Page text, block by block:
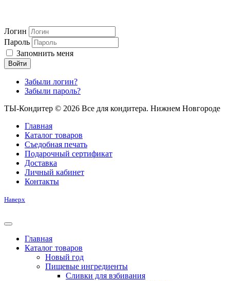
Логин
Пароль
Запомнить меня
Войти
Забыли логин?
Забыли пароль?
ТЫ-Кондитер © 2026 Все для кондитера. Нижнем Новгороде
Главная
Каталог товаров
Съедобная печать
Подарочный сертификат
Доставка
Личный кабинет
Контакты
Наверх
Главная
Каталог товаров
Новый год
Пищевые ингредиенты
Сливки для взбивания